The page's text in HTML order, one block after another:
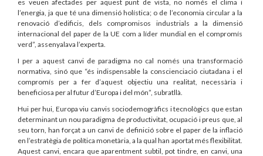
es veuen afectades per aquest punt de vista, no només el clima i
l’energia, ja que té una dimensió holística; o de l’economia circular a la
renovació d’edificis, dels compromisos industrials a la dimensió
internacional del paper de la UE com a líder mundial en el compromís
verd”, assenyalava l’experta.
I per a aquest canvi de paradigma no cal només una transformació
normativa, sinó que “és indispensable la conscienciació ciutadana i el
compromís per a fer d’aquest objectiu una realitat, necessària i
beneficiosa per al futur d’Europa i del món”, subratllà.
Hui per hui, Europa viu canvis sociodemogràfics i tecnològics que estan
determinant un nou paradigma de productivitat, ocupació i preus que, al
seu torn, han forçat a un canvi de definició sobre el paper de la inflació
en l’estratègia de política monetària, a la qual han aportat més flexibilitat.
Aquest canvi, encara que aparentment subtil, pot tindre, en canvi, una